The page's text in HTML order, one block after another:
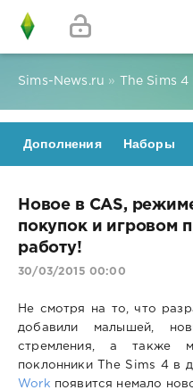
Sims-News.ru » The Sims
Дополнения Наборы
Новое в CAS,
покупок и игровом
работу!
30/03/2015 00:00
Не смотря на то, что
добавили малышей,
стремления, а также
поклонники The Sims 4 в
Work появится немало